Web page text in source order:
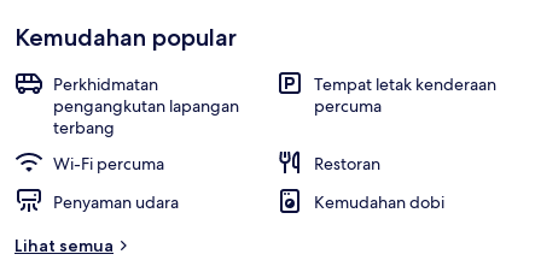
Kemudahan popular
Perkhidmatan
pengangkutan lapangan
terbang
Tempat letak kenderaan
percuma
Wi-Fi percuma
Restoran
Penyaman udara
Kemudahan dobi
Lihat semua